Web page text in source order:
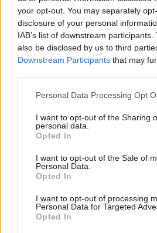
your opt-out. You may separately
disclosure of your personal
IAB’s list of downstream
also be disclosed by us to third
Downstream Participants that may
Personal Data Processing Opt
I want to opt-out of the Sharing
personal data.
Opted In
I want to opt-out of the Sale of
Personal Data.
Opted In
I want to opt-out of processing
Personal Data for Targeted
Opted In
Αλεξάνδρα Νίκα: Η νέα
Μιράντας από τις